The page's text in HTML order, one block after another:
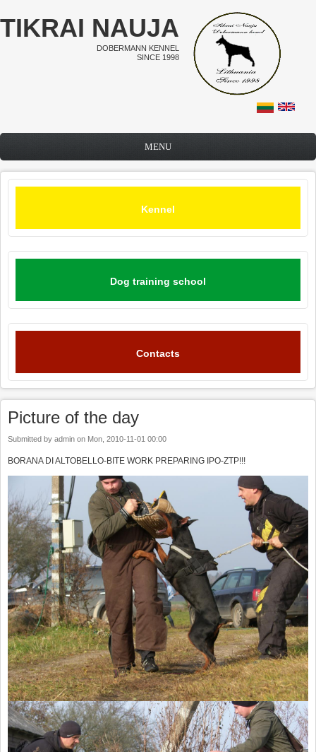
Skip to main content
TIKRAI NAUJA
DOBERMANN KENNEL
SINCE 1998
MENU
Kennel
Dog training school
Contacts
Picture of the day
Submitted by admin on Mon, 2010-11-01 00:00
BORANA DI ALTOBELLO-BITE WORK PREPARING IPO-ZTP!!!